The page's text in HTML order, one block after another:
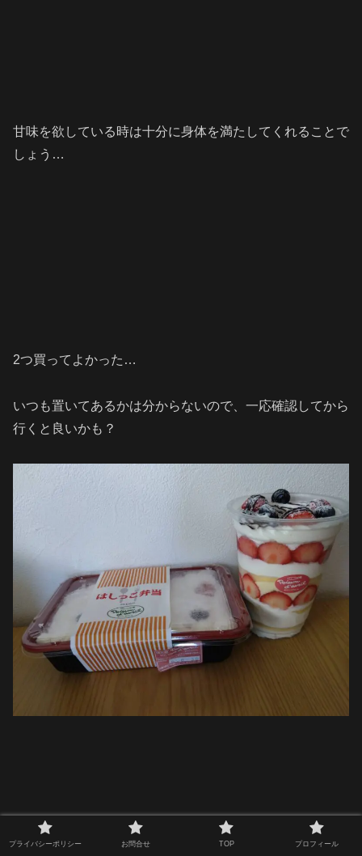
甘味を欲している時は十分に身体を満たしてくれることで
しょう…
2つ買ってよかった…
いつも置いてあるかは分からないので、一応確認してから
行くと良いかも？
プライバシーポリシー お問合せ TOP プロフィール